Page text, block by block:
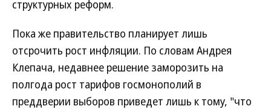
структурных реформ.
Пока же правительство планирует лишь
отсрочить рост инфляции. По словам Андрея
Клепача, недавнее решение заморозить на
полгода рост тарифов госмонополий в
преддверии выборов приведет лишь к тому, "что